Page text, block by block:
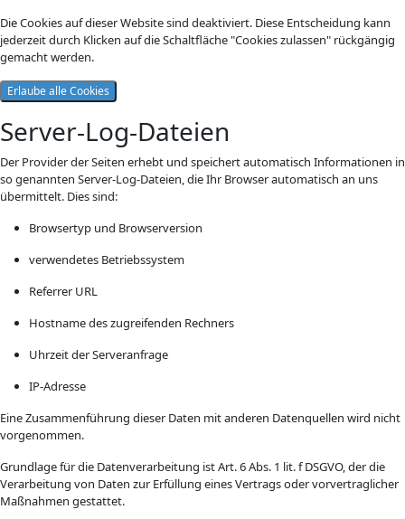
Die Cookies auf dieser Website sind deaktiviert. Diese Entscheidung kann
jederzeit durch Klicken auf die Schaltfläche "Cookies zulassen" rückgängig
gemacht werden.
Erlaube alle Cookies
Server-Log-Dateien
Der Provider der Seiten erhebt und speichert automatisch Informationen in
so genannten Server-Log-Dateien, die Ihr Browser automatisch an uns
übermittelt. Dies sind:
Browsertyp und Browserversion
verwendetes Betriebssystem
Referrer URL
Hostname des zugreifenden Rechners
Uhrzeit der Serveranfrage
IP-Adresse
Eine Zusammenführung dieser Daten mit anderen Datenquellen wird nicht
vorgenommen.
Grundlage für die Datenverarbeitung ist Art. 6 Abs. 1 lit. f DSGVO, der die
Verarbeitung von Daten zur Erfüllung eines Vertrags oder vorvertraglicher
Maßnahmen gestattet.